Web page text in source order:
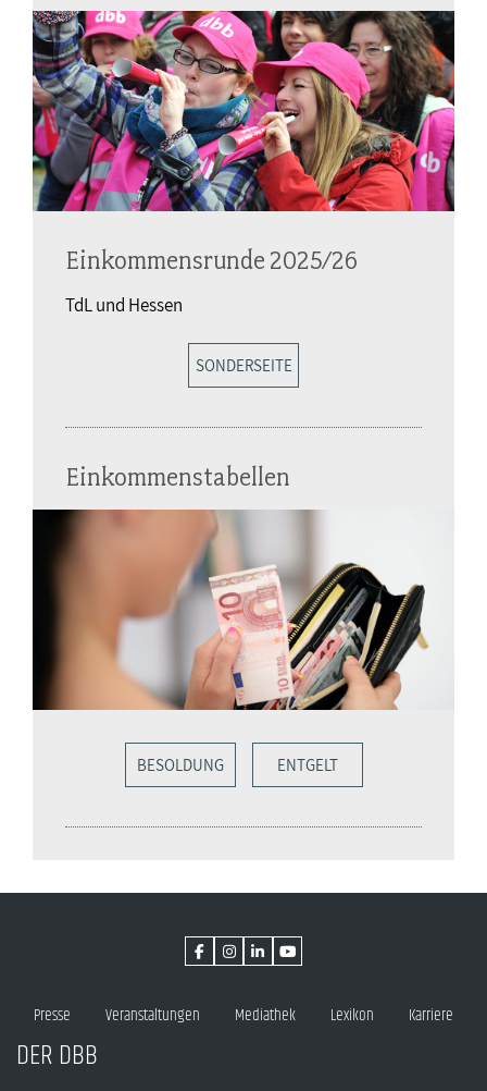
Einkommensrunde 2025/26
TdL und Hessen
SONDERSEITE
Einkommenstabellen
BESOLDUNG ENTGELT
Presse Veranstaltungen Mediathek Lexikon Karriere
DER DBB